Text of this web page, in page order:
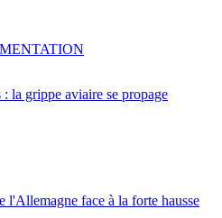
la grippe aviaire se propage
l'Allemagne face à la forte hausse